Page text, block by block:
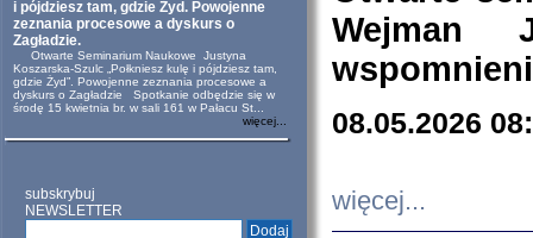
i pójdziesz tam, gdzie Żyd. Powojenne
zeznania procesowe a dyskurs o
Zagładzie.
Otwarte Seminarium Naukowe Justyna
Koszarska-Szulc „Połkniesz kulę i pójdziesz tam,
gdzie Żyd”. Powojenne zeznania procesowe a
dyskurs o Zagładzie Spotkanie odbędzie się w
środę 15 kwietnia br. w sali 161 w Pałacu St...
więcej...
subskrybuj
NEWSLETTER
Wejman
08.05.2026
więcej...